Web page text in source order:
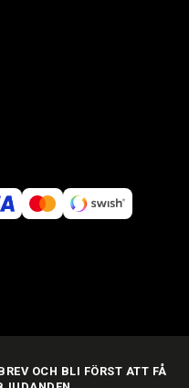
OCH BLI FÖRST ATT FÅ